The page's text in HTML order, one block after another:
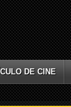
DE CINE